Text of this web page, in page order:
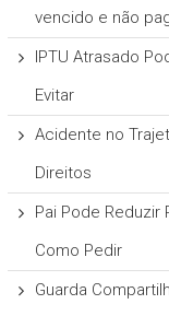
vencido e não
IPTU Atrasado
Evitar
Acidente no
Direitos
Pai Pode Reduzir
Como Pedir
Guarda